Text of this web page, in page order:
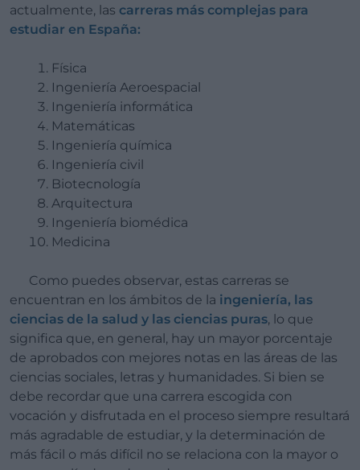
actualmente, las carreras más complejas para
estudiar en España:
Física
Ingeniería Aeroespacial
Ingeniería informática
Matemáticas
Ingeniería química
Ingeniería civil
Biotecnología
Arquitectura
Ingeniería biomédica
Medicina
Como puedes observar, estas carreras se
encuentran en los ámbitos de la ingeniería, las
ciencias de la salud y las ciencias puras, lo que
significa que, en general, hay un mayor porcentaje
de aprobados con mejores notas en las áreas de las
ciencias sociales, letras y humanidades. Si bien se
debe recordar que una carrera escogida con
vocación y disfrutada en el proceso siempre resultará
más agradable de estudiar, y la determinación de
más fácil o más difícil no se relaciona con la mayor o